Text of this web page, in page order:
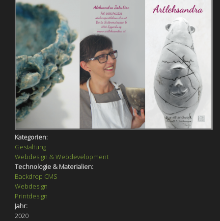
Kategorien:
Gestaltung
Webdesign & Webdevelopment
Technologie & Materialien:
Backdrop CMS
Webdesign
Printdesign
Jahr:
2020